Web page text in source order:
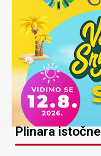
Plinara